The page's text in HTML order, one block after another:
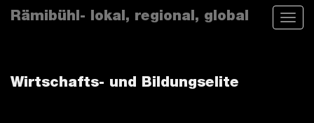
Rämibühl- lokal, regional, global
Toggle
Wirtschafts- und Bildungselite